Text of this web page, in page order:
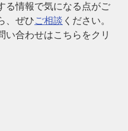
る情報で気になる点がご
、ぜひご相談 ください。
い合わせはこちらをクリ